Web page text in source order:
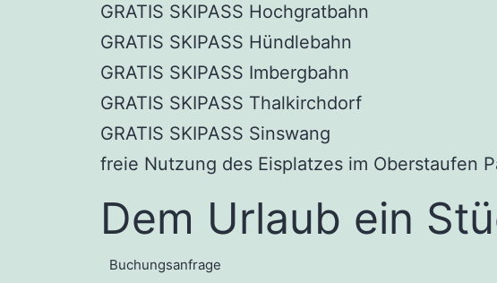
GRATIS SKIPASS Hochgratbahn
GRATIS SKIPASS Hündlebahn
GRATIS SKIPASS Imbergbahn
GRATIS SKIPASS Thalkirchdorf
GRATIS SKIPASS Sinswang
freie Nutzung des Eisplatzes im Oberstaufen
Dem Urlaub ein
Buchungsanfrage